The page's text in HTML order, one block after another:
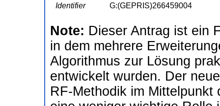
Identifier
G:(GEPRIS)266459004
Note: Dieser Antrag ist ein
in dem mehrere
Algorithmus zur Lösung
entwickelt wurden. Der
RF-Methodik im Mittelpunkt